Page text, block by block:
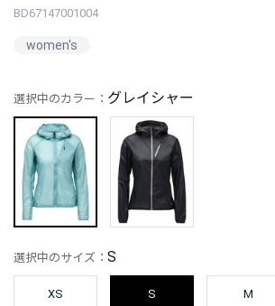
BD67147001004
women's
選択中のカラー： グレイシャー
選択中のサイズ： S
XS S M